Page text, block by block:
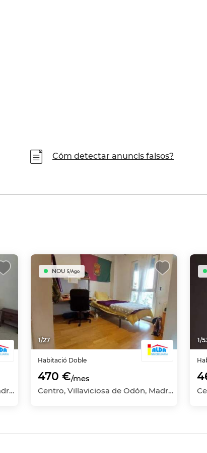
Cóm detectar anuncis falsos?
Centro, Villaviciosa de Odón, Madrid
1/27
NOU 5/Ago
Habitació Doble
470 €/mes
Centro, Villaviciosa de Odón, Madrid
1/